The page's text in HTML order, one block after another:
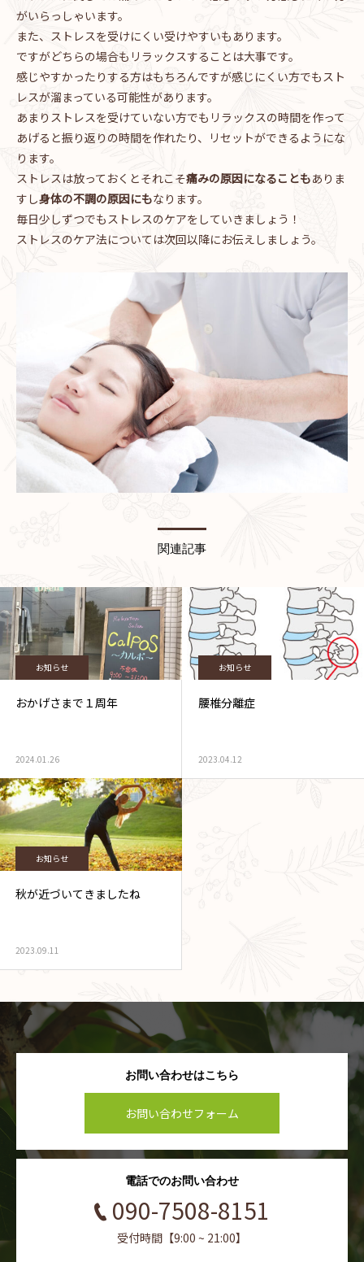
がいらっしゃいます。
また、ストレスを受けにくい受けやすいもあります。
ですがどちらの場合もリラックスすることは大事です。
感じやすかったりする方はもちろんですが感じにくい方でもスト
レスが溜まっている可能性があります。
あまりストレスを受けていない方でもリラックスの時間を作って
あげると振り返りの時間を作れたり、リセットができるようにな
ります。
ストレスは放っておくとそれこそ痛みの原因になることもありま
すし身体の不調の原因にもなります。
毎日少しずつでもストレスのケアをしていきましょう！
ストレスのケア法については次回以降にお伝えしましょう。
関連記事
お知らせ
おかげさまで１周年
2024.01.26
お知らせ
腰椎分離症
2023.04.12
お知らせ
秋が近づいてきましたね
2023.09.11
お問い合わせはこちら
お問い合わせフォーム
電話でのお問い合わせ
090-7508-8151
受付時間【9:00 ~ 21:00】